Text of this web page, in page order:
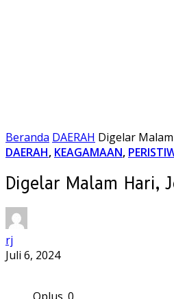
Beranda DAERAH Digelar
DAERAH, KEAGAMAAN,
Digelar Malam Hari,
rj
Juli 6, 2024